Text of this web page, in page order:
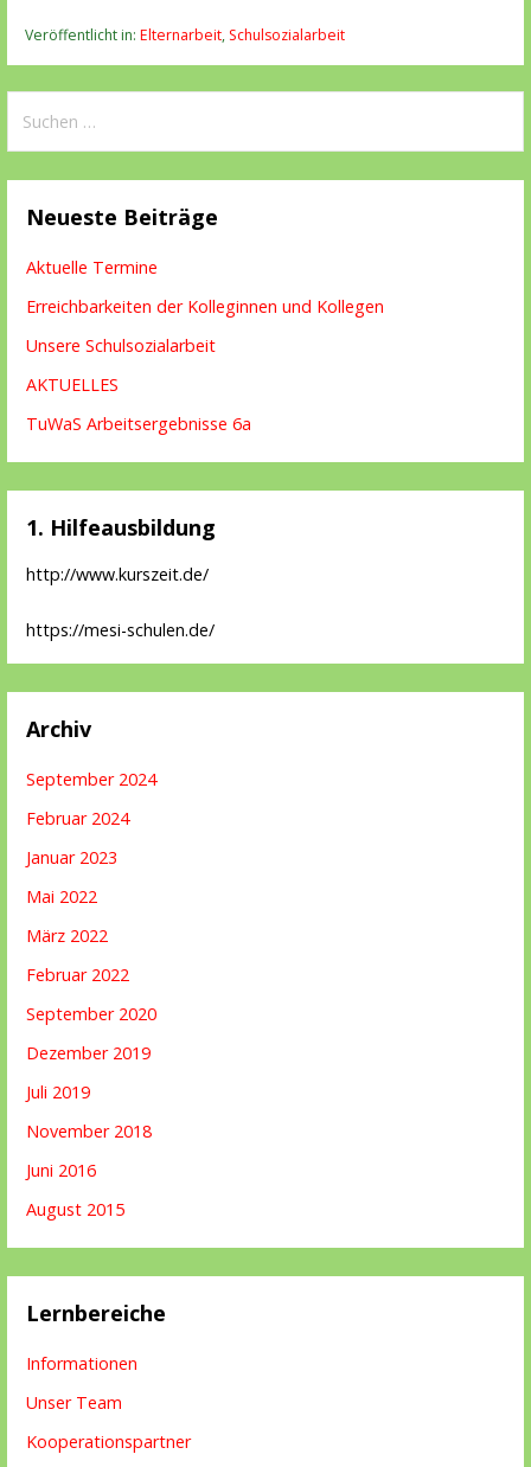
Veröffentlicht in: Elternarbeit, Schulsozialarbeit
nach:
Neueste Beiträge
Aktuelle Termine
Erreichbarkeiten der Kolleginnen und Kollegen
Unsere Schulsozialarbeit
AKTUELLES
TuWaS Arbeitsergebnisse 6a
1. Hilfeausbildung
http://www.kurszeit.de/
https://mesi-schulen.de/
Archiv
September 2024
Februar 2024
Januar 2023
Mai 2022
März 2022
Februar 2022
September 2020
Dezember 2019
Juli 2019
November 2018
Juni 2016
August 2015
Lernbereiche
Informationen
Unser Team
Kooperationspartner